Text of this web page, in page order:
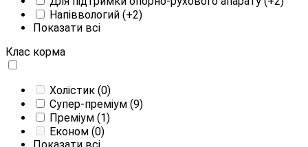
Напіввологий (+2)
Показати всі
Клас корма
Холістик (0)
Супер-преміум (9)
Преміум (1)
Економ (0)